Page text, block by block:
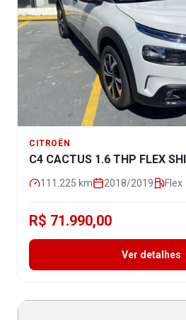
CITROËN
C4 CACTUS 1.6 THP FLEX
111.225 km 2018/2019 Flex
R$ 71.990,00
Ver detalhes